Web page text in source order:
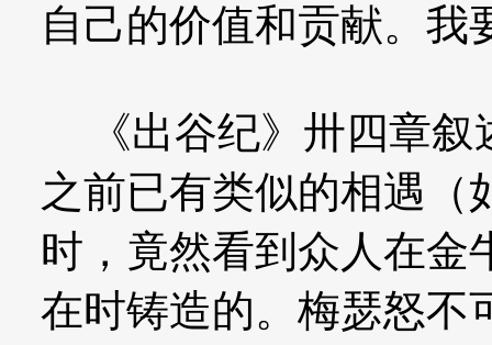
自己的价值和贡献。我
《出谷纪》卅四章叙
之前已有类似的相遇（
时，竟然看到众人在金
在时铸造的。梅瑟怒不